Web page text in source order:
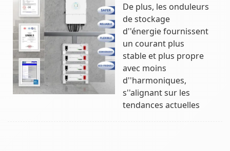
De plus, les onduleurs
de stockage
d''énergie fournissent
un courant plus
stable et plus propre
avec moins
d''harmoniques,
s''alignant sur les
tendances actuelles